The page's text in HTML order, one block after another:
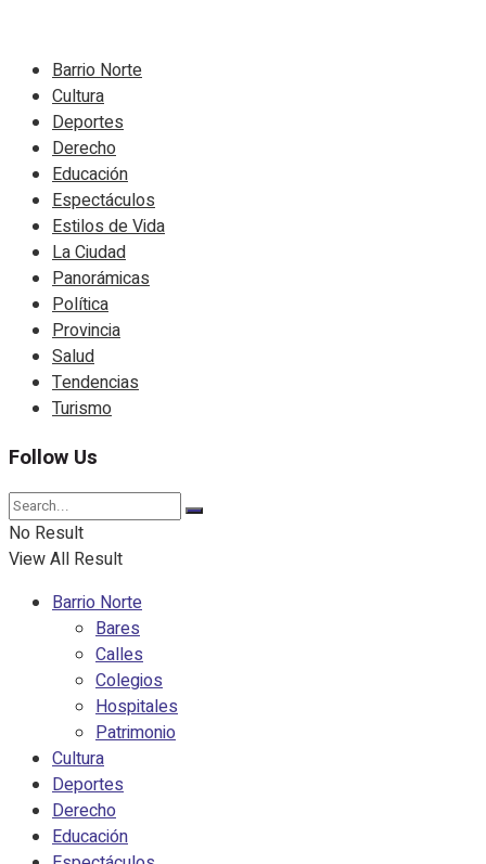
Barrio Norte
Cultura
Deportes
Derecho
Educación
Espectáculos
Estilos de Vida
La Ciudad
Panorámicas
Política
Provincia
Salud
Tendencias
Turismo
Follow Us
No Result
View All Result
Barrio Norte
Bares
Calles
Colegios
Hospitales
Patrimonio
Cultura
Deportes
Derecho
Educación